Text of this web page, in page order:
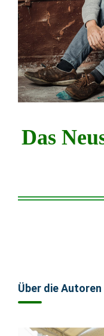
Das
Über die Autoren